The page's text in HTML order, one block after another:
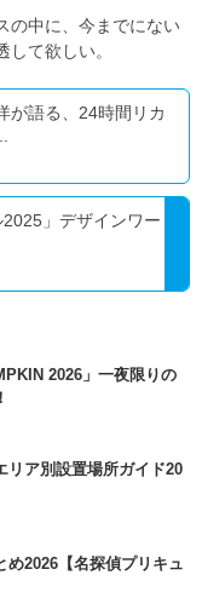
の中に、今までにない
て欲しい。
が語る、24時間リカ
2025」デザインワー
2026」一夜限りの
リア別設置場所ガイド20
2026【名探偵プリキュ